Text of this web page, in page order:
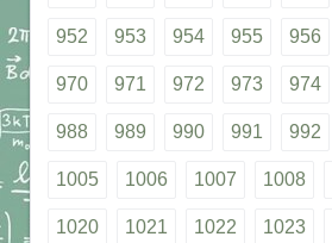
952 953 954 955 956
970 971 972 973 974
988 989 990 991 992
1005 1006 1007 1008
1020 1021 1022 1023